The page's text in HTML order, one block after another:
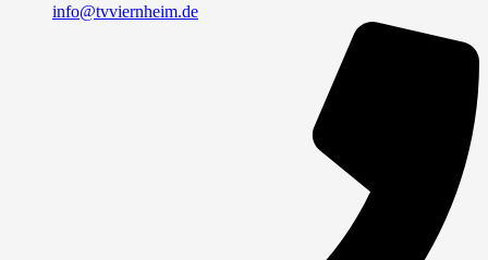
info@tvviernheim.de